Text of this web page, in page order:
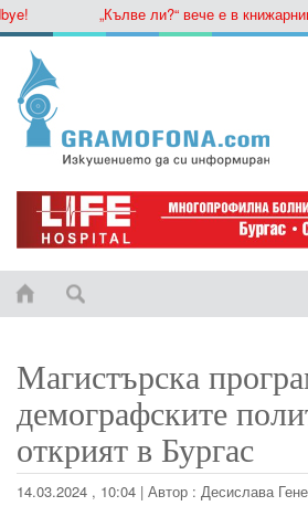
„Кълве ли?“ вече е в книжарници
Магистърска
демографските
открият в Бургас
14.03.2024 , 10:04 | Автор : Десислава